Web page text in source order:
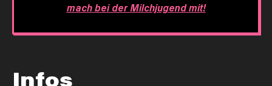
mach bei der Milchjugend mit!
Infos